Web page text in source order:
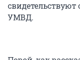
УМВД.